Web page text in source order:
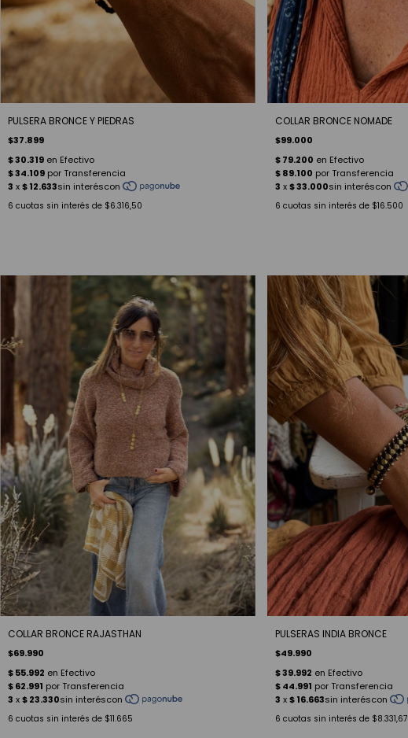
PULSERA BRONCE Y PIEDRAS
$37.899
6 cuotas sin interés de $6.316,50
COLLAR BRONCE NOMADE
$99.000
6 cuotas sin interés de $16.500
COLLAR BRONCE RAJASTHAN
$69.990
6 cuotas sin interés de $11.665
PULSERAS INDIA BRONCE
$49.990
6 cuotas sin interés de $8.331,67